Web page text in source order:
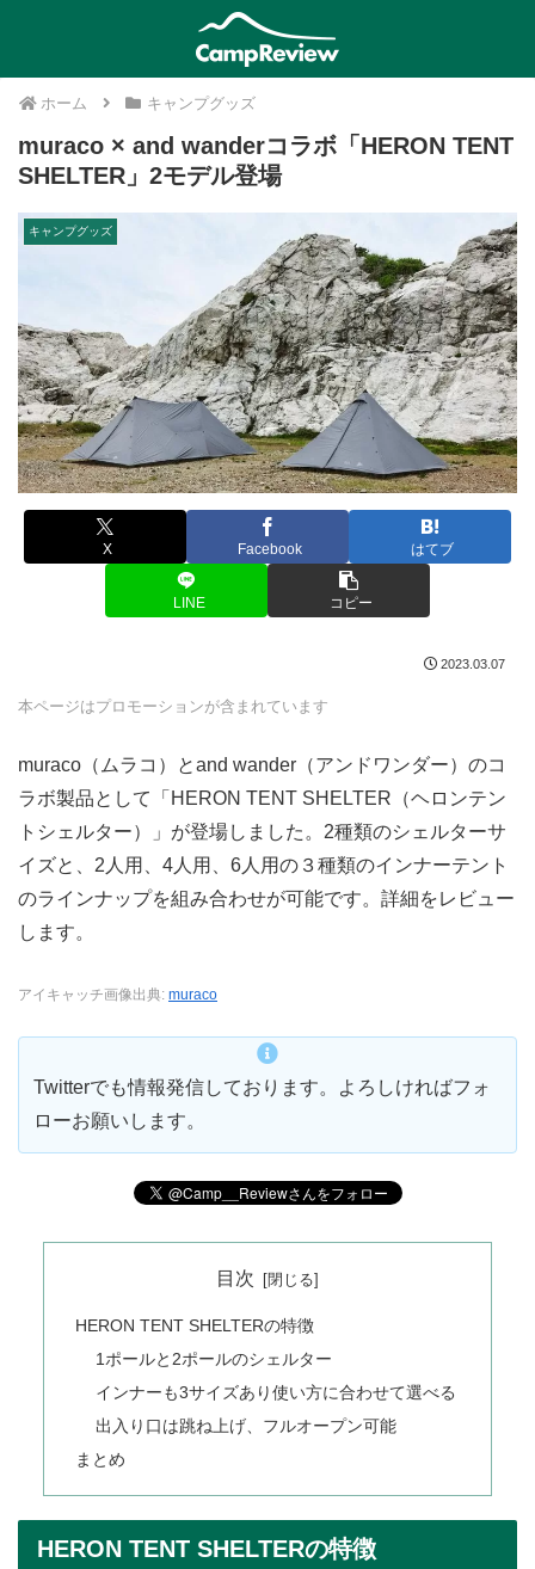
ホーム キャンプグッズ
muraco × and wanderコラボ「HERON TENT
SHELTER」2モデル登場
キャンプグッズ
X Facebook はてブ
LINE コピー
2023.03.07
本ページはプロモーションが含まれています
muraco（ムラコ）とand wander（アンドワンダー）のコ
ラボ製品として「HERON TENT SHELTER（ヘロンテン
トシェルター）」が登場しました。2種類のシェルターサ
イズと、2人用、4人用、6人用の３種類のインナーテント
のラインナップを組み合わせが可能です。詳細をレビュー
します。
アイキャッチ画像出典: muraco
Twitterでも情報発信しております。よろしければフォ
ローお願いします。
目次
HERON TENT SHELTERの特徴
1ポールと2ポールのシェルター
インナーも3サイズあり使い方に合わせて選べる
出入り口は跳ね上げ、フルオープン可能
まとめ
HERON TENT SHELTERの特徴